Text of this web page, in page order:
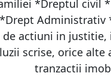
*Dreptul civil
Administrativ
actiuni in
scrise, orice
tranzactii